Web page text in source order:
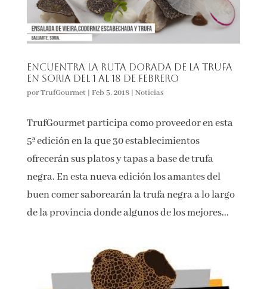
Encuentra la Ruta Dorada de la Trufa
en Soria del 1 al 18 de febrero
porTrufGourmet| Feb 5, 2018| Noticias
TrufGourmet participa como proveedor en esta
5ª edición en la que 30 establecimientos
ofrecerán sus platos y tapas a base de trufa
negra. En esta nueva edición los amantes del
buen comer saborearán la trufa negra a lo largo
de la provincia donde algunos de los mejores...